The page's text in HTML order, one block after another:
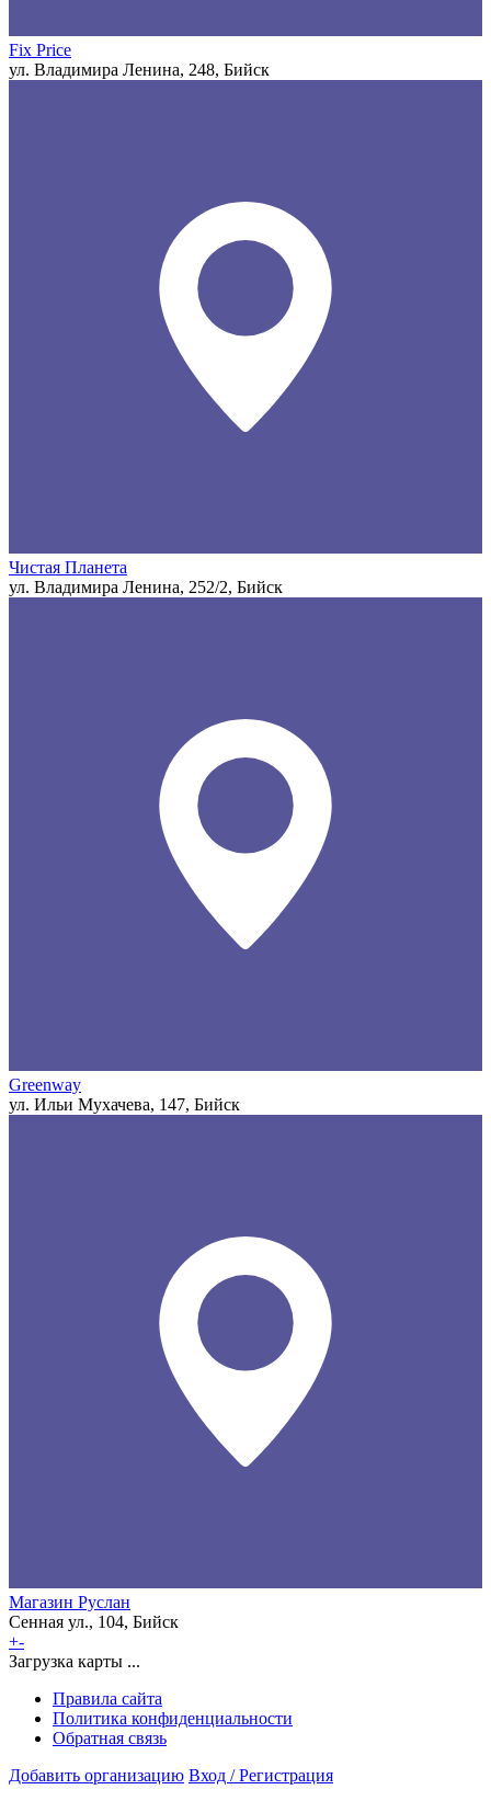
Fix Price
ул. Владимира Ленина, 248, Бийск
Чистая Планета
ул. Владимира Ленина, 252/2, Бийск
Greenway
ул. Ильи Мухачева, 147, Бийск
Магазин Руслан
Сенная ул., 104, Бийск
+-
Загрузка карты ...
Правила сайта
Политика конфиденциальности
Обратная связь
Добавить организацию Вход / Регистрация